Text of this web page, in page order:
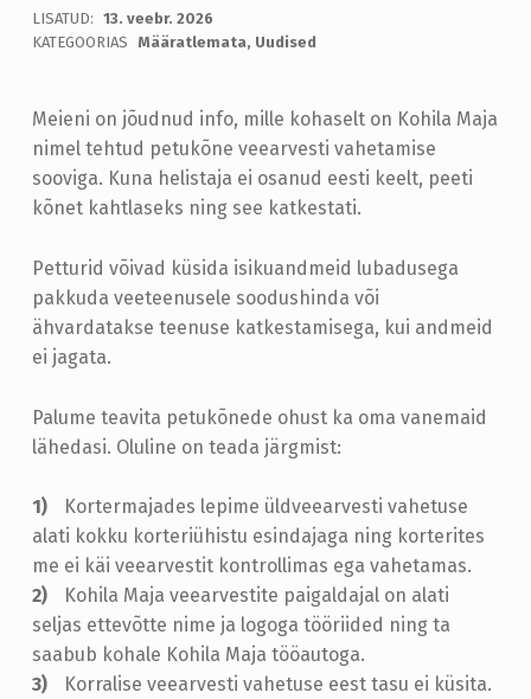
H
I
A
T
U
S
P
E
T
U
K
N
E
D
E
E
LISATUD: 13. veebr. 2026
admin
KATEGOORIAS Määratlemata, Uudised
Meieni on jõudnud info, mille kohaselt on Kohila Maja
nimel tehtud petukõne veearvesti vahetamise
sooviga. Kuna helistaja ei osanud eesti keelt, peeti
kõnet kahtlaseks ning see katkestati.
Petturid võivad küsida isikuandmeid lubadusega
pakkuda veeteenusele soodushinda või
ähvardatakse teenuse katkestamisega, kui andmeid
ei jagata.
Palume teavita petukõnede ohust ka oma vanemaid
lähedasi. Oluline on teada järgmist:
Kortermajades lepime üldveearvesti vahetuse
alati kokku korteriühistu esindajaga ning korterites
me ei käi veearvestit kontrollimas ega vahetamas.
Kohila Maja veearvestite paigaldajal on alati
seljas ettevõtte nime ja logoga tööriided ning ta
saabub kohale Kohila Maja tööautoga.
Korralise veearvesti vahetuse eest tasu ei küsita.